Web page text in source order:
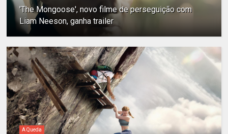
'The Mongoose', novo filme de perseguição com
Liam Neeson, ganha trailer
A Queda